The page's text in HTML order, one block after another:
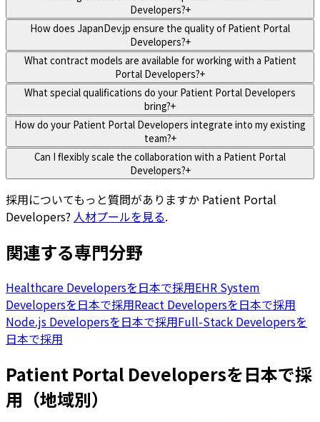
Developers?+
How does JapanDev.jp ensure the quality of Patient Portal
Developers?+
What contract models are available for working with a Patient
Portal Developers?+
What special qualifications do your Patient Portal Developers
bring?+
How do your Patient Portal Developers integrate into my existing
team?+
Can I flexibly scale the collaboration with a Patient Portal
Developers?+
採用についてもっと質問がありますか Patient Portal
Developers? 人材プールを見る.
関連する専門分野
Healthcare Developersを日本で採用EHR System
Developersを日本で採用React Developersを日本で採用
Node.js Developersを日本で採用Full-Stack Developersを
日本で採用
Patient Portal Developersを日本で採
用（地域別）